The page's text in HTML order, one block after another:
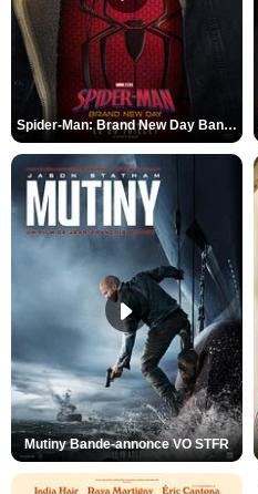
Spider-Man: Brand New Day Bande-annonce VO STFR
Mutiny Bande-annonce VO STFR